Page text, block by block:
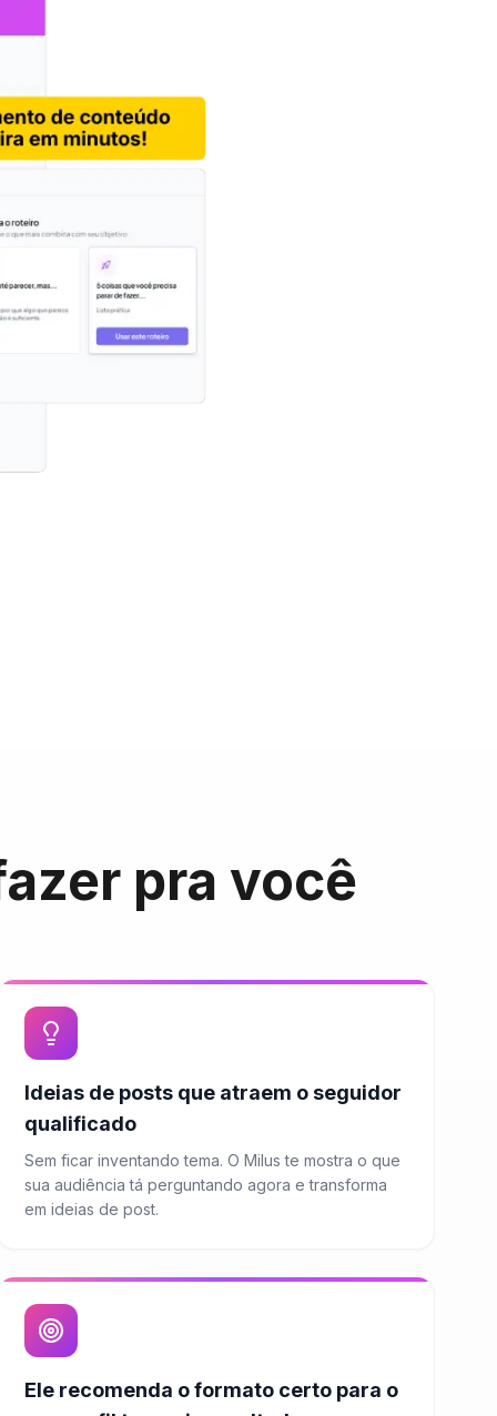
pra você
Ideias de posts que atraem o seguidor
qualificado
Sem ficar inventando tema. O Milus te mostra o que
sua audiência tá perguntando agora e transforma
em ideias de post.
Ele recomenda o formato certo para o